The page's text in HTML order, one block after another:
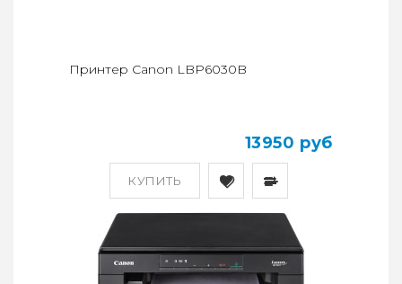
КУПИТЬ
Принтер Canon LBP6030B
13950 руб